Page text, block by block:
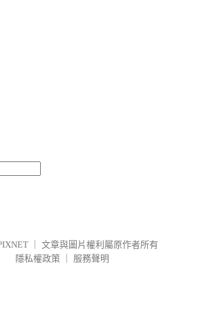
文章與圖片權利屬原作者所有
隱私權政策
服務聲明